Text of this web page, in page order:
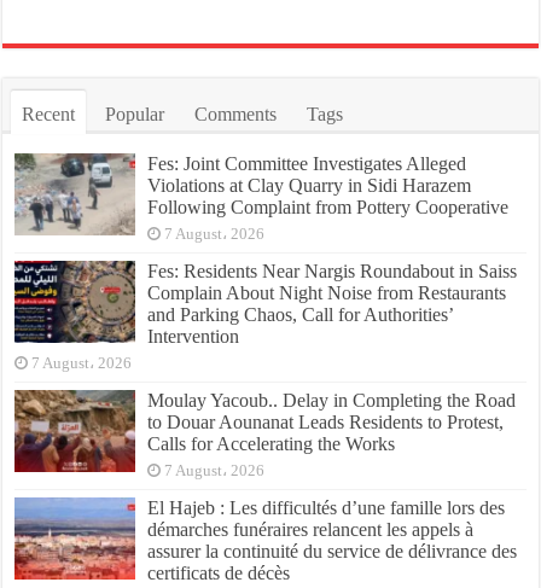
Recent Popular Comments Tags
Fes: Joint Committee Investigates Alleged
Violations at Clay Quarry in Sidi Harazem
Following Complaint from Pottery Cooperative
7 August، 2026
Fes: Residents Near Nargis Roundabout in Saiss
Complain About Night Noise from Restaurants
and Parking Chaos, Call for Authorities’
Intervention
7 August، 2026
Moulay Yacoub.. Delay in Completing the Road
to Douar Aounanat Leads Residents to Protest,
Calls for Accelerating the Works
7 August، 2026
El Hajeb : Les difficultés d’une famille lors des
démarches funéraires relancent les appels à
assurer la continuité du service de délivrance des
certificats de décès